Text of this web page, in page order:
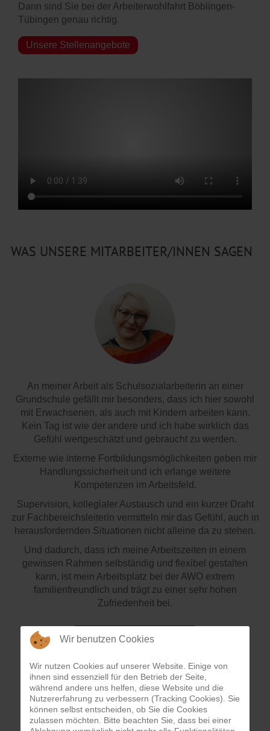
Dann sind Sie bei der Arbeiterwohlfahrt Böblingen-
Tübingen genau richtig.
Unsere Stellenangebote
WAS UNSERE MITARBEITER/INNEN SAGEN
An meiner Arbeit als Schulsozialarbeiterin an einer
Grundschule gefällt mir besonders, dass ich hier sowohl
mit Erwachsenen, als auch mit Kindern arbeiten kann.
Kein Tag ist wie der andere und ich habe wirklich das
Gefühl wertgeschätzt und gebraucht zu werden.
Externe wie interne Fortbildungsmöglichkeiten geben mir
Handlungssicherheit und ich erlange weitere
Kompetenzen im Arbeitsfeld.
Supervision, kollegialer Austausch und ein kurzer Draht
zur Fachbereichsleiterin vermitteln mir das Gefühl, auch in
herausfordernden Situationen nicht alleine da zu stehen.
Und dadurch, dass ich meine Arbeitszeiten in einem
gewissen Rahmen selbständig und flexibel gestalten
kann, ist mein Arbeitsplatz bei der AWO extrem
familienfreundlich und trägt zu einer sehr hohen
Zufriedenheit bei.
Marion Gomes dos Santos
Wir benutzen Cookies
Wir nutzen Cookies auf unserer Website. Einige von
ihnen sind essenziell für den Betrieb der Seite,
während andere uns helfen, diese Website und die
Nutzererfahrung zu verbessern (Tracking Cookies). Sie
können selbst entscheiden, ob Sie die Cookies
zulassen möchten. Bitte beachten Sie, dass bei einer